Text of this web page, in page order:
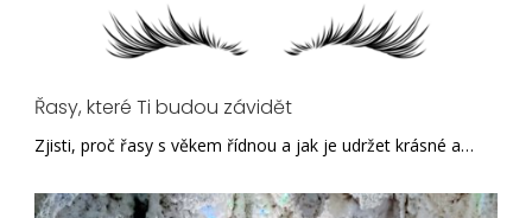
Řasy, které Ti budou závidět
Zjisti, proč řasy s věkem řídnou a jak je udržet krásné a…